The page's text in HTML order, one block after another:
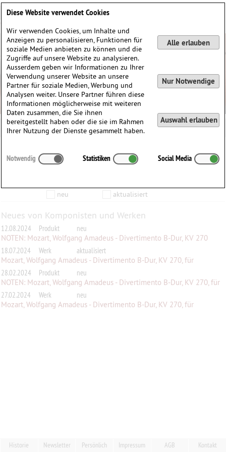
aktualisiert wurden…
Anzeigen
neu
aktualisiert
Neues von Komponisten und Werken
12.08.2024 Produkt
neu
NOTEN: Mozart, Wolfgang Amadeus - Divertimento B-Dur, KV 270
18.07.2024
Werk
aktualisiert
Mozart, Wolfgang Amadeus - Divertimento B-Dur, KV 270, für
Streichquin...
28.02.2024 Produkt
neu
NOTEN: Mozart, Wolfgang Amadeus - Divertimento B-Dur, KV 270, für
Stre...
27.02.2024 Werk
neu
Mozart, Wolfgang Amadeus - Divertimento B-Dur, KV 270, für
Historie Newsletter Persönlich Impressum AGB Kontakt
Diese Website verwendet Cookies
Wir verwenden Cookies, um Inhalte und
Anzeigen zu personalisieren, Funktionen für
soziale Medien anbieten zu können und die
Zugriffe auf unsere Website zu analysieren.
Ausserdem geben wir Informationen zu Ihrer
Verwendung unserer Website an unsere
Partner für soziale Medien, Werbung und
Analysen weiter. Unsere Partner führen diese
Informationen möglicherweise mit weiteren
Daten zusammen, die Sie ihnen
bereitgestellt haben oder die sie im Rahmen
Ihrer Nutzung der Dienste gesammelt haben.
Alle erlauben
Nur Notwendige
Auswahl erlauben
Notwendig Statistiken Social Media